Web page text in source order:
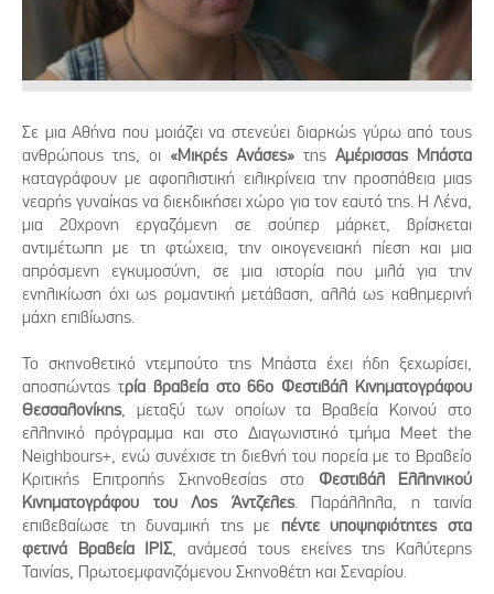
Σε μια Αθήνα που μοιάζει να στενεύει διαρκώς γύρω από τους
ανθρώπους της, οι «Μικρές Ανάσες» της Αμέρισσας Μπάστα
καταγράφουν με αφοπλιστική ειλικρίνεια την προσπάθεια μιας
νεαρής γυναίκας να διεκδικήσει χώρο για τον εαυτό της. Η Λένα,
μια 20χρονη εργαζόμενη σε σούπερ μάρκετ, βρίσκεται
αντιμέτωπη με τη φτώχεια, την οικογενειακή πίεση και μια
απρόσμενη εγκυμοσύνη, σε μια ιστορία που μιλά για την
ενηλικίωση όχι ως ρομαντική μετάβαση, αλλά ως καθημερινή
μάχη επιβίωσης.
Το σκηνοθετικό ντεμπούτο της Μπάστα έχει ήδη ξεχωρίσει,
αποσπώντας τρία βραβεία στο 66ο Φεστιβάλ Κινηματογράφου
Θεσσαλονίκης, μεταξύ των οποίων τα Βραβεία Κοινού στο
ελληνικό πρόγραμμα και στο Διαγωνιστικό τμήμα Meet the
Neighbours+, ενώ συνέχισε τη διεθνή του πορεία με το Βραβείο
Κριτικής Επιτροπής Σκηνοθεσίας στο Φεστιβάλ Ελληνικού
Κινηματογράφου του Λος Άντζελες. Παράλληλα, η ταινία
επιβεβαίωσε τη δυναμική της με πέντε υποψηφιότητες στα
φετινά Βραβεία ΙΡΙΣ, ανάμεσά τους εκείνες της Καλύτερης
Ταινίας, Πρωτοεμφανιζόμενου Σκηνοθέτη και Σεναρίου.